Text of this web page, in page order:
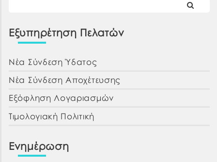
Εξυπηρέτηση Πελατών
Νέα Σύνδεση Ύδατος
Νέα Σύνδεση Αποχέτευσης
Εξόφληση Λογαριασμών
Τιμολογιακή Πολιτική
Ενημέρωση